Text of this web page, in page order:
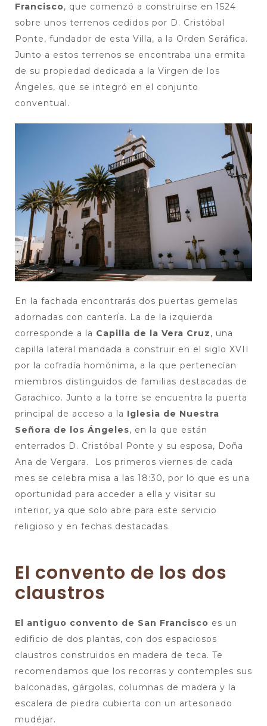
Francisco, que comenzó a construirse en 1524
sobre unos terrenos cedidos por D. Cristóbal
Ponte, fundador de esta Villa, a la Orden Seráfica.
Junto a estos terrenos se encontraba una ermita
de su propiedad dedicada a la Virgen de los
Ángeles, que se integró en el conjunto
conventual.
En la fachada encontrarás dos puertas gemelas
adornadas con cantería. La de la izquierda
corresponde a la Capilla de la Vera Cruz, una
capilla lateral mandada a construir en el siglo XVII
por la cofradía homónima, a la que pertenecían
miembros distinguidos de familias destacadas de
Garachico. Junto a la torre se encuentra la puerta
principal de acceso a la Iglesia de Nuestra
Señora de los Ángeles, en la que están
enterrados D. Cristóbal Ponte y su esposa, Doña
Ana de Vergara. Los primeros viernes de cada
mes se celebra misa a las 18:30, por lo que es una
oportunidad para acceder a ella y visitar su
interior, ya que solo abre para este servicio
religioso y en fechas destacadas.
El convento de los dos
claustros
El antiguo convento de San Francisco es un
edificio de dos plantas, con dos espaciosos
claustros construidos en madera de teca. Te
recomendamos que los recorras y contemples sus
balconadas, gárgolas, columnas de madera y la
escalera de piedra cubierta con un artesonado
mudéjar.